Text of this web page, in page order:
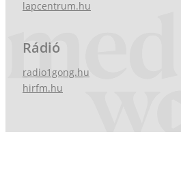
lapcentrum.hu
Rádió
radio1gong.hu
hirfm.hu